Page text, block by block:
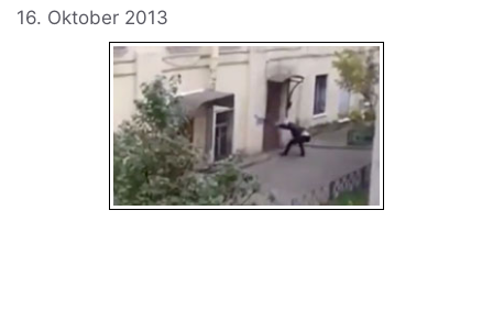
16. Oktober 2013